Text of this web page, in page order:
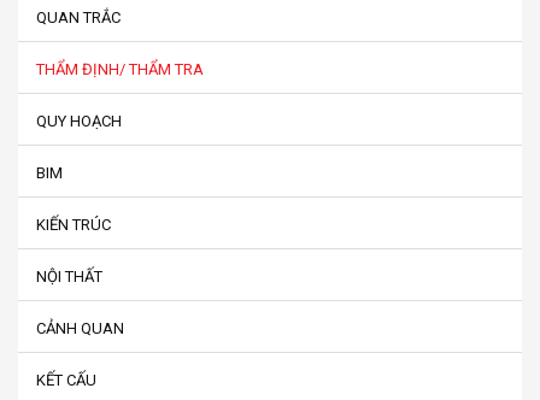
QUAN TRẮC
THẨM ĐỊNH/ THẨM TRA
QUY HOẠCH
BIM
KIẾN TRÚC
NỘI THẤT
CẢNH QUAN
KẾT CẤU